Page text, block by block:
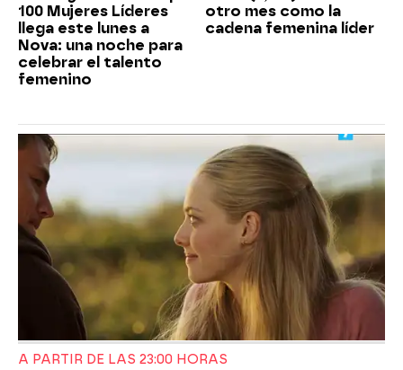
100 Mujeres Líderes
llega este lunes a
Nova: una noche para
celebrar el talento
femenino
otro mes como la
cadena femenina líder
A PARTIR DE LAS 23:00 HORAS